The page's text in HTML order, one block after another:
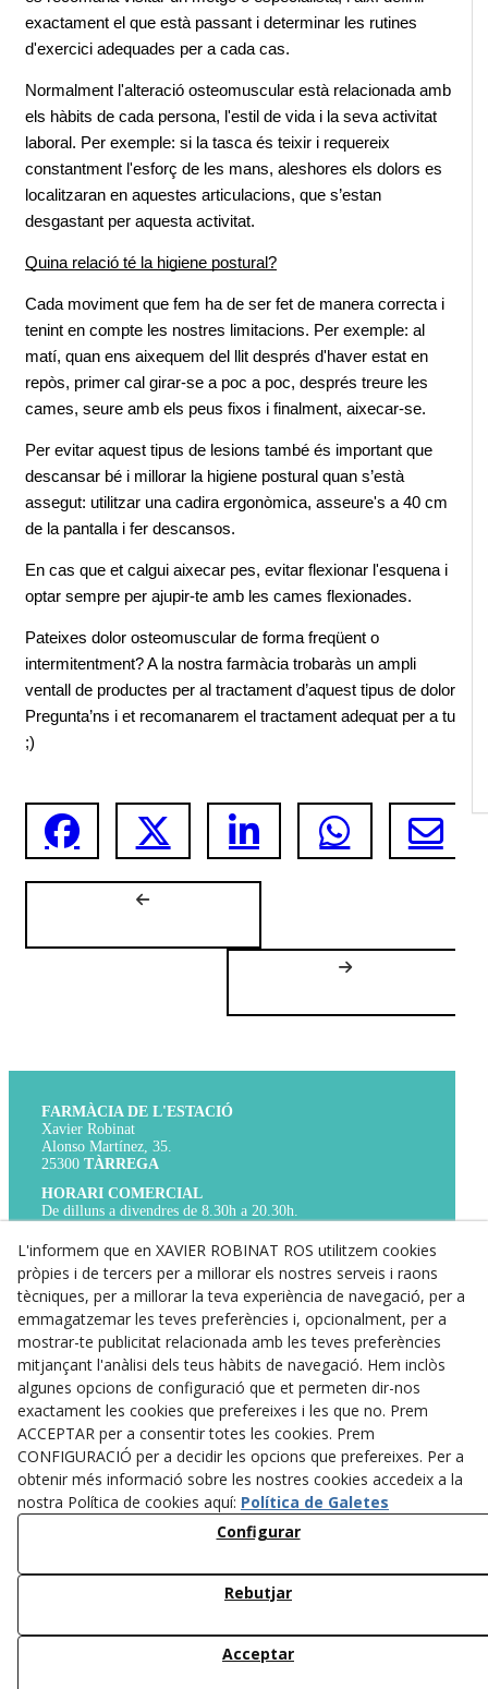
exactament el que està passant i determinar les rutines
d'exercici adequades per a cada cas.
Normalment l'alteració osteomuscular està relacionada amb
els hàbits de cada persona, l'estil de vida i la seva activitat
laboral. Per exemple: si la tasca és teixir i requereix
constantment l'esforç de les mans, aleshores els dolors es
localitzaran en aquestes articulacions, que s’estan
desgastant per aquesta activitat.
Quina relació té la higiene postural?
Cada moviment que fem ha de ser fet de manera correcta i
tenint en compte les nostres limitacions. Per exemple: al
matí, quan ens aixequem del llit després d'haver estat en
repòs, primer cal girar-se a poc a poc, després treure les
cames, seure amb els peus fixos i finalment, aixecar-se.
Per evitar aquest tipus de lesions també és important que
descansar bé i millorar la higiene postural quan s’està
assegut: utilitzar una cadira ergonòmica, asseure's a 40 cm
de la pantalla i fer descansos.
En cas que et calgui aixecar pes, evitar flexionar l'esquena i
optar sempre per ajupir-te amb les cames flexionades.
Pateixes dolor osteomuscular de forma freqüent o
intermitentment? A la nostra farmàcia trobaràs un ampli
ventall de productes per al tractament d’aquest tipus de dolor.
Pregunta’ns i et recomanarem el tractament adequat per a tu!
;)
FARMÀCIA DE L'ESTACIÓ
Xavier Robinat
Alonso Martínez, 35.
25300 TÀRREGA
HORARI COMERCIAL
De dilluns a divendres de 8.30h a 20.30h.
TELÈFON
Per a qualsevol cosa que necessitis,
truca’ns al 973 31 01 17.
WHATS APP
Si no és urgent, pots contactar amb nosaltres
a través del nostre WhatsApp 673 843 607
Avís Legal
Política de Privacitat
Política de Cookies
© 08/2026 ROROFARM, S.L. - Tots els drets reservats.
L'informem que en XAVIER ROBINAT ROS utilitzem cookies
pròpies i de tercers per a millorar els nostres serveis i raons
tècniques, per a millorar la teva experiència de navegació, per a
emmagatzemar les teves preferències i, opcionalment, per a
mostrar-te publicitat relacionada amb les teves preferències
mitjançant l'anàlisi dels teus hàbits de navegació. Hem inclòs
algunes opcions de configuració que et permeten dir-nos
exactament les cookies que prefereixes i les que no. Prem
ACCEPTAR per a consentir totes les cookies. Prem
CONFIGURACIÓ per a decidir les opcions que prefereixes. Per a
obtenir més informació sobre les nostres cookies accedeix a la
nostra Política de cookies aquí: Política de Galetes
Configurar
Rebutjar
Acceptar